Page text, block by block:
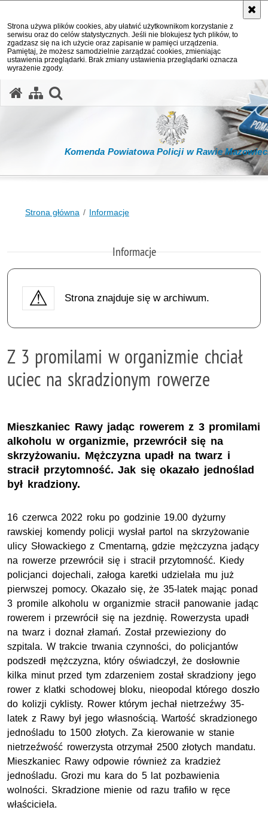
Strona używa plików cookies, aby ułatwić użytkownikom korzystanie z
serwisu oraz do celów statystycznych. Jeśli nie blokujesz tych plików, to
zgadzasz się na ich użycie oraz zapisanie w pamięci urządzenia.
Pamiętaj, że możesz samodzielnie zarządzać cookies, zmieniając
ustawienia przeglądarki. Brak zmiany ustawienia przeglądarki oznacza
wyrażenie zgody.
Komenda Powiatowa Policji w Rawie
Strona główna Informacje
Informacje
Strona znajduje się w archiwum.
Z 3 promilami w organizmie chciał
uciec na skradzionym rowerze
Mieszkaniec Rawy jadąc rowerem z 3 promilami
alkoholu w organizmie, przewrócił się na
skrzyżowaniu. Mężczyzna upadł na twarz i
stracił przytomność. Jak się okazało jednoślad
był kradziony.
16 czerwca 2022 roku po godzinie 19.00 dyżurny
rawskiej komendy policji wysłał partol na skrzyżowanie
ulicy Słowackiego z Cmentarną, gdzie mężczyzna jadący
na rowerze przewrócił się i stracił przytomność. Kiedy
policjanci dojechali, załoga karetki udzielała mu już
pierwszej pomocy. Okazało się, że 35-latek mając ponad
3 promile alkoholu w organizmie stracił panowanie jadąc
rowerem i przewrócił się na jezdnię. Rowerzysta upadł
na twarz i doznał złamań. Został przewieziony do
szpitala. W trakcie trwania czynności, do policjantów
podszedł mężczyzna, który oświadczył, że dosłownie
kilka minut przed tym zdarzeniem został skradziony jego
rower z klatki schodowej bloku, nieopodal którego doszło
do kolizji cyklisty. Rower którym jechał nietrzeźwy 35-
latek z Rawy był jego własnością. Wartość skradzionego
jednośladu to 1500 złotych. Za kierowanie w stanie
nietrzeźwość rowerzysta otrzymał 2500 złotych mandatu.
Mieszkaniec Rawy odpowie również za kradzież
jednośladu. Grozi mu kara do 5 lat pozbawienia
wolności. Skradzione mienie od razu trafiło w ręce
właściciela.